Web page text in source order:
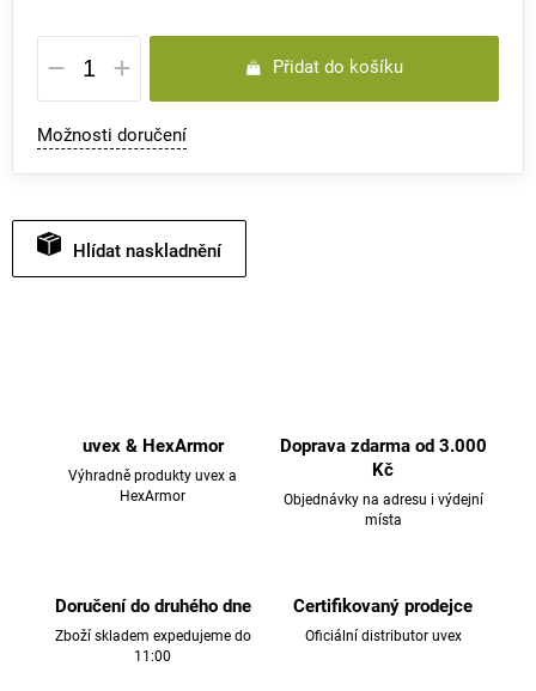
Měrná
cena:
Přidat do košíku
Možnosti doručení
Hlídat
uvex & HexArmor
Výhradně produkty uvex a
HexArmor
Doprava zdarma od 3.000
Kč
Objednávky na adresu i výdejní
místa
Doručení do druhého dne
Zboží skladem expedujeme do
11:00
Certifikovaný prodejce
Oficiální distributor uvex